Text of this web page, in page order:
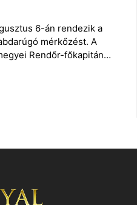
6-án rendezik a
mérkőzést. A
Rendőr-főkapitán…